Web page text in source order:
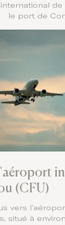
international
le port de
(CFU)
vers
situé à